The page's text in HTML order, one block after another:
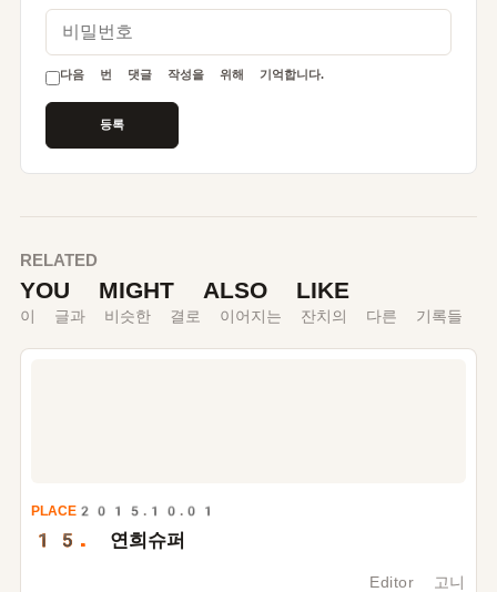
비밀번호
다음 번 댓글 작성을 위해 기억합니다.
RELATED
YOU MIGHT ALSO LIKE
이 글과 비슷한 결로 이어지는 잔치의 다른 기록들
PLACE 2015.10.01
15. 연희슈퍼
Editor 고니